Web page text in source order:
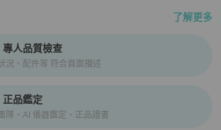
的等待時間
關、航班或氣候等不可控制因素而異。
驗證中心鑑定（鑑證）通過後才配送，
2～3天的鑑定（鑑證）與檢查作業時間。
對於商品進行分級，讓消費者即使透過網購，
了解更多
驗證、安心購檢驗流程介紹
專人品質檢查
況、配件等 符合頁面描述
正品鑑定
隊、AI 儀器鑑定、正品證書